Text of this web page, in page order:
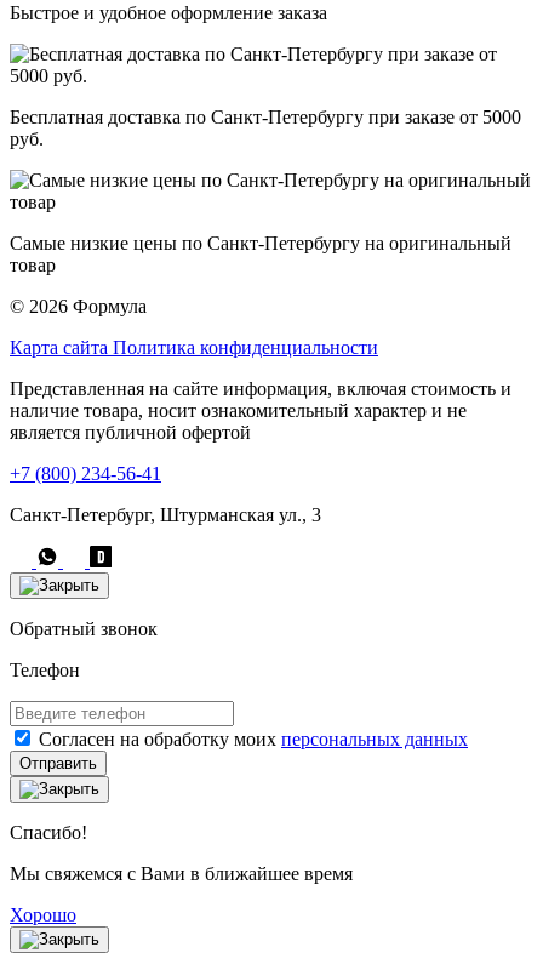
Быстрое и удобное оформление заказа
Бесплатная доставка по Санкт-Петербургу при заказе от 5000
руб.
Самые низкие цены по Санкт-Петербургу на оригинальный
товар
© 2026 Формула
Карта сайта Политика конфиденциальности
Представленная на сайте информация, включая стоимость и
наличие товара, носит ознакомительный характер и не
является публичной офертой
+7 (800) 234-56-41
Санкт-Петербург, Штурманская ул., 3
Обратный звонок
Телефон
Согласен на обработку моих персональных данных
Отправить
Спасибо!
Мы свяжемся с Вами в ближайшее время
Хорошо